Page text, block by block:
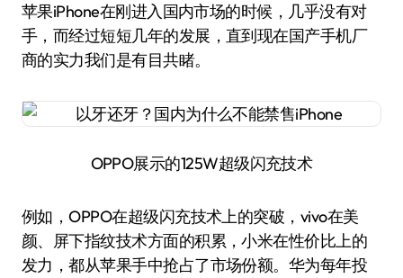
苹果iPhone在刚进入国内市场的时候，几乎没有对
手，而经过短短几年的发展，直到现在国产手机厂
商的实力我们是有目共睹。
OPPO展示的125W超级闪充技术
例如，OPPO在超级闪充技术上的突破，vivo在美
颜、屏下指纹技术方面的积累，小米在性价比上的
发力，都从苹果手中抢占了市场份额。华为每年投